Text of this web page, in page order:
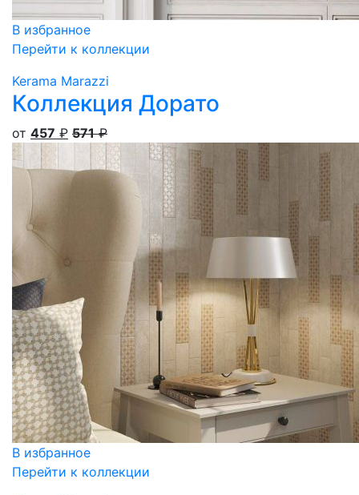
В избранное
Перейти к коллекции
Kerama Marazzi
Коллекция Дорато
от 457 ₽ 571₽
В избранное
Перейти к коллекции